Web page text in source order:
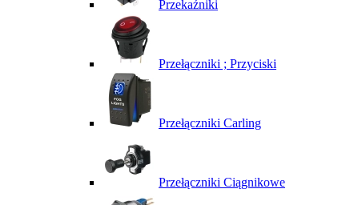
Przekaźniki
Przełączniki ; Przyciski
Przełączniki Carling
Przełączniki Ciągnikowe